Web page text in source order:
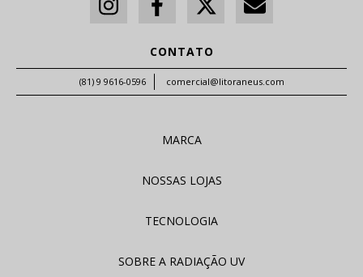
CONTATO
(81) 9 9616-0596 comercial@litoraneus.com
MARCA
NOSSAS LOJAS
TECNOLOGIA
SOBRE A RADIAÇÃO UV